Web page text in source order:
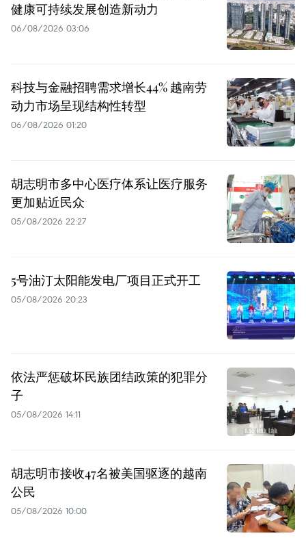
健康可持续发展创造新动力
06/08/2026 03:06
科技与金融招聘需求增长44% 越南劳
动力市场呈现结构性转型
06/08/2026 01:20
胡志明市多中心医疗体系让医疗服务
更加贴近民众
05/08/2026 22:27
5号油汀太阳能发电厂项目正式开工
05/08/2026 20:23
依法严惩破坏民族团结政策的犯罪分
子
05/08/2026 14:11
胡志明市接收47名被美国驱逐的越南
公民
05/08/2026 10:00